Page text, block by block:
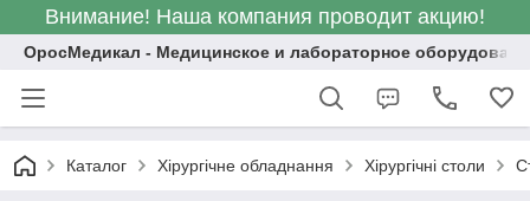
Внимание! Наша компания проводит акцию!
ОросМедикал - Медицинское и лабораторное
Каталог Хірургічне обладнання Хірургічні столи